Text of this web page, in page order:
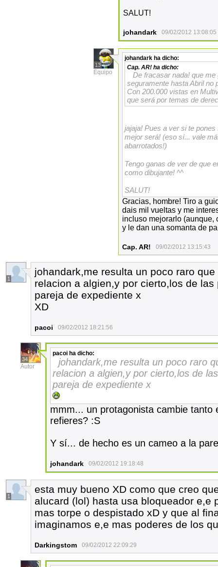
SALUT!
johandark 09/02/2012 13:08:05
13
Equipo
johandark ha dicho:
Cap. AR! ha dicho:
De fracasar nada! que
seguramente hasta Abril no
Con 200.000 vistas en
que será por temas de
jajaja! Pues a ver si te
mejor será! (eso sí... vale
abarrotados!)
Tengo ganas de ver de que
como dibujante! ^^
SALUT!
Gracias, hombre! Tiro a
dais mil vueltas y me
incluso mejorarlo (aunque,
y le dan una somanta de
Cap. AR! 09/02/2012 13:15:43
1
johandark,me resulta un poco raro
relacion a algien,y por cierto,los de
pareja de expediente x
XD
pacoi 09/02/2012 18:21:56
34
Autor
pacoi ha dicho:
johandark,me resulta un poco raro
relacion a algien,y por cierto,los de
pareja de expediente x
mmm... un protagonista cambie tanto
refieres? :S
Y sí... de hecho es un cameo a la
johandark 09/02/2012 19:18:48
1
esta muy bueno XD como que creo
alucard (lol) hasta usa bloqueador e,e
mas torpe o despistado xD y que al
imaginamos e,e mas poderes de los
Darkingstom 09/02/2012 22:09:29